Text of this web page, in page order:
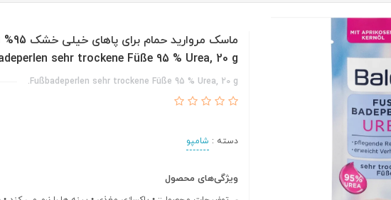
sehr trockene Füße 95 % Urea, 20 g
Fußbadeperlen sehr trockene Füße 95 % Urea, 20 g.
دسته : شامپو
ویژگی‌های محصول